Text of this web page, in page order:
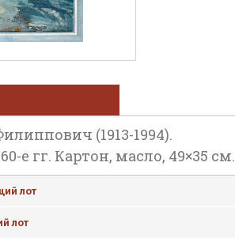
(1913-1994).
е гг. Картон, масло, 49×35 см.
лот
лот